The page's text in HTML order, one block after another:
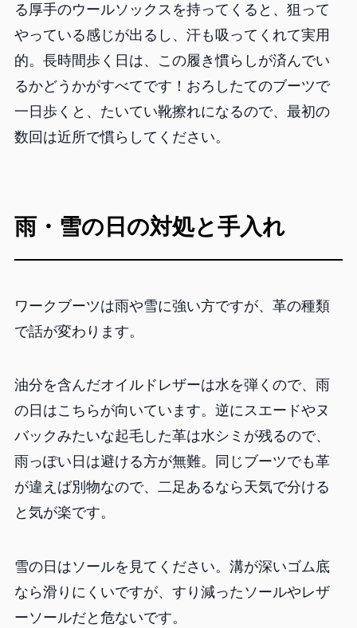
る厚手のウールソックスを持ってくると、狙って
やっている感じが出るし、汗も吸ってくれて実用
的。長時間歩く日は、この履き慣らしが済んでい
るかどうかがすべてです！おろしたてのブーツで
一日歩くと、たいてい靴擦れになるので、最初の
数回は近所で慣らしてください。
雨・雪の日の対処と手入れ
ワークブーツは雨や雪に強い方ですが、革の種類
で話が変わります。
油分を含んだオイルドレザーは水を弾くので、雨
の日はこちらが向いています。逆にスエードやヌ
バックみたいな起毛した革は水シミが残るので、
雨っぽい日は避ける方が無難。同じブーツでも革
が違えば別物なので、二足あるなら天気で分ける
と気が楽です。
雪の日はソールを見てください。溝が深いゴム底
なら滑りにくいですが、すり減ったソールやレザ
ーソールだと危ないです。